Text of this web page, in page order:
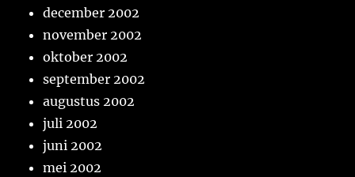
december 2002
november 2002
oktober 2002
september 2002
augustus 2002
juli 2002
juni 2002
mei 2002